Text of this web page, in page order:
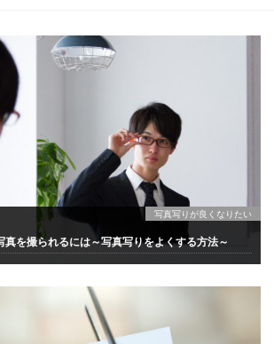
写真写りが良くなりたい
真を撮られるには～写真写りをよくする方法～